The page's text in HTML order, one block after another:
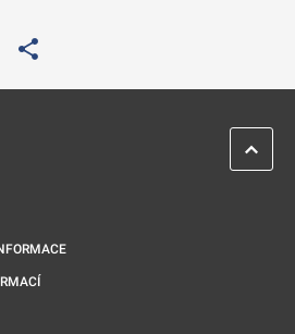
nové kartě
na nové kartě
se otevře na nové kartě
ZPĚT